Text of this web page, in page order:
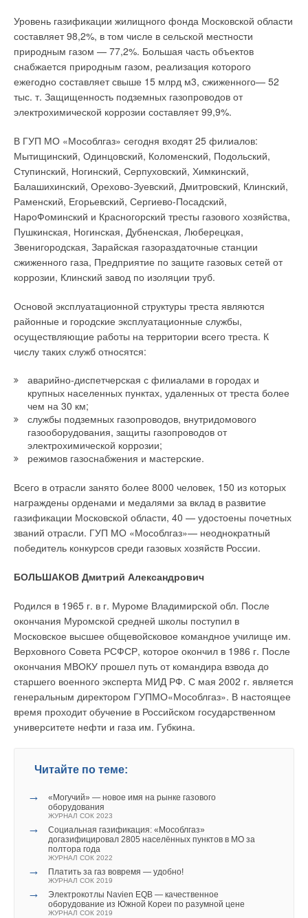
Уровень газификации жилищного фонда Московской области
составляет 98,2%, в том числе в сельской местности
природным газом — 77,2%. Большая часть объектов
снабжается природным газом, реализация которого
ежегодно составляет свыше 15 млрд м3, сжиженного— 52
тыс. т. Защищенность подземных газопроводов от
электрохимической коррозии составляет 99,9%.
В ГУП МО «Мособлгаз» сегодня входят 25 филиалов:
Мытищинский, Одинцовский, Коломенский, Подольский,
Ступинский, Ногинский, Серпуховский, Химкинский,
Балашихинский, Орехово-Зуевский, Дмитровский, Клинский,
Раменский, Егорьевский, Сергиево-Посадский,
НароФоминский и Красногорский тресты газового хозяйства,
Пушкинская, Ногинская, Дубненская, Люберецкая,
Звенигородская, Зарайская газораздаточные станции
сжиженного газа, Предприятие по защите газовых сетей от
коррозии, Клинский завод по изоляции труб.
Основой эксплуатационной структуры треста являются
районные и городские эксплуатационные службы,
осуществляющие работы на территории всего треста. К
числу таких служб относятся:
аварийно-диспетчерская с филиалами в городах и
крупных населенных пунктах, удаленных от треста более
чем на 30 км;
службы подземных газопроводов, внутридомового
газооборудования, защиты газопроводов от
электрохимической коррозии;
режимов газоснабжения и мастерские.
Всего в отрасли занято более 8000 человек, 150 из которых
награждены орденами и медалями за вклад в развитие
газификации Московской области, 40 — удостоены почетных
званий отрасли. ГУП МО «Мособлгаз»— неоднократный
победитель конкурсов среди газовых хозяйств России.
БОЛЬШАКОВ Дмитрий Александрович
Родился в 1965 г. в г. Муроме Владимирской обл. После
окончания Муромской средней школы поступил в
Московское высшее общевойсковое командное училище им.
Верховного Совета РСФСР, которое окончил в 1986 г. После
окончания МВОКУ прошел путь от командира взвода до
старшего военного эксперта МИД РФ. С мая 2002 г. является
генеральным директором ГУПМО«Мособлгаз». В настоящее
время проходит обучение в Российском государственном
университете нефти и газа им. Губкина.
Читайте по теме:
→
«Могучий» — новое имя на рынке газового
оборудования
ЖУРНАЛ СОК 2023
→
Социальная газификация: «Мособлгаз»
догазифицировал 2805 населённых пунктов в МО за
полтора года
ЖУРНАЛ СОК 2022
→ Платить за газ вовремя — удобно!
ЖУРНАЛ СОК 2019
→
Электрокотлы Navien EQB — качественное
оборудование из Южной Кореи по разумной цене
ЖУРНАЛ СОК 2019